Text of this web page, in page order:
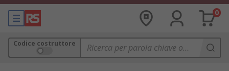
0
Codice costruttore